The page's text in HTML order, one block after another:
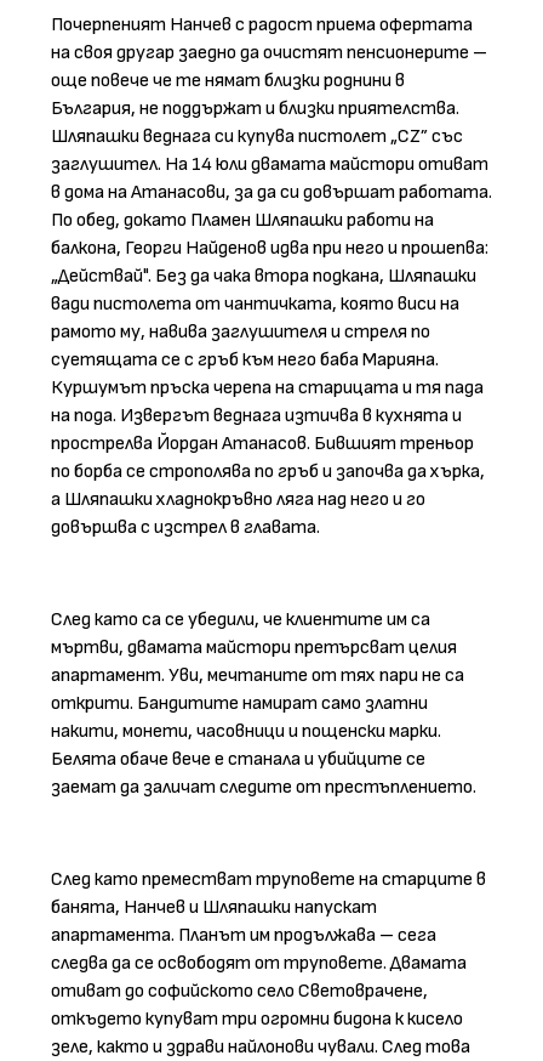
Почерпеният Нанчев с радост приема офертата
на своя другар заедно да очистят пенсионерите –
още повече че те нямат близки роднини в
България, не поддържат и близки приятелства.
Шляпашки веднага си купува пистолет „СZ” със
заглушител. На 14 юли двамата майстори отиват
в дома на Атанасови, за да си довършат работата.
По обед, докато Пламен Шляпашки работи на
балкона, Георги Найденов идва при него и прошепва:
„Действай". Без да чака втора подкана, Шляпашки
вади пистолета от чантичката, която виси на
рамото му, навива заглушителя и стреля по
суетящата се с гръб към него баба Марияна.
Куршумът пръска черепа на старицата и тя пада
на пода. Извергът веднага изтичва в кухнята и
прострелва Йордан Атанасов. Бившият треньор
по борба се строполява по гръб и започва да хърка,
а Шляпашки хладнокръвно ляга над него и го
довършва с изстрел в главата.
След като са се убедили, че клиентите им са
мъртви, двамата майстори претърсват целия
апартамент. Уви, мечтаните от тях пари не са
открити. Бандитите намират само златни
накити, монети, часовници и пощенски марки.
Белята обаче вече е станала и убийците се
заемат да заличат следите от престъплението.
След като преместват труповете на старците в
банята, Нанчев и Шляпашки напускат
апартамента. Планът им продължава – сега
следва да се освободят от труповете. Двамата
отиват до софийското село Световрачене,
откъдето купуват три огромни бидона к кисело
зеле, както и здрави найлонови чували. След това